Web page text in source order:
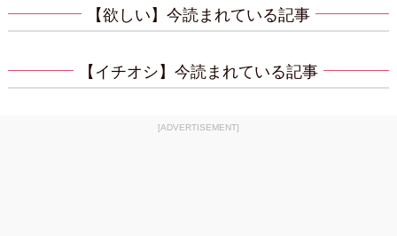
【欲しい】今読まれている記事
【イチオシ】今読まれている記事
[ADVERTISEMENT]